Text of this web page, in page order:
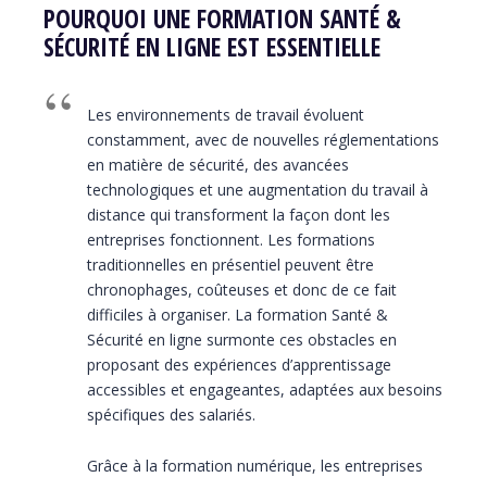
POURQUOI UNE FORMATION SANTÉ &
SÉCURITÉ EN LIGNE EST ESSENTIELLE
Les environnements de travail évoluent
constamment, avec de nouvelles réglementations
en matière de sécurité, des avancées
technologiques et une augmentation du travail à
distance qui transforment la façon dont les
entreprises fonctionnent. Les formations
traditionnelles en présentiel peuvent être
chronophages, coûteuses et donc de ce fait
difficiles à organiser. La formation Santé &
Sécurité en ligne surmonte ces obstacles en
proposant des expériences d’apprentissage
accessibles et engageantes, adaptées aux besoins
spécifiques des salariés.
Grâce à la formation numérique, les entreprises